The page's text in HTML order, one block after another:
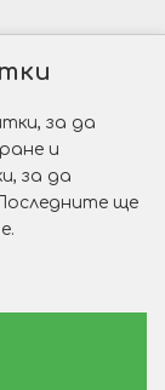
за да
и
за да
ще